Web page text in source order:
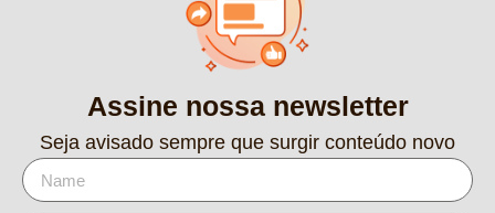
Assine nossa newsletter
Seja avisado sempre que surgir conteúdo novo